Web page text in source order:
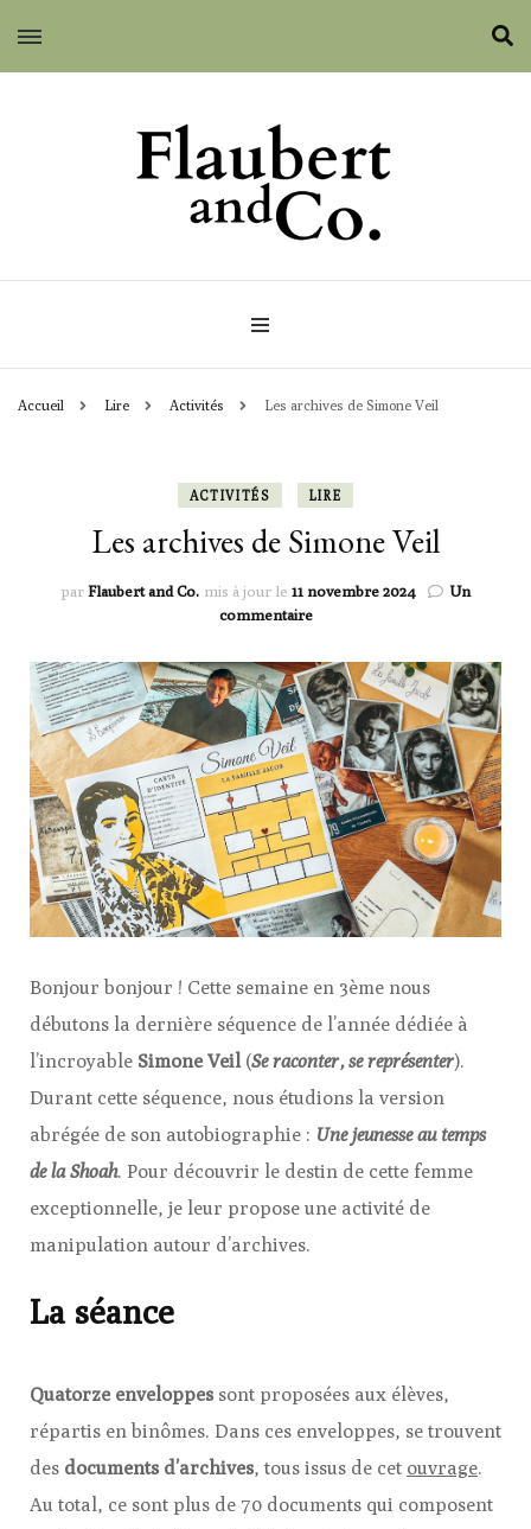
Flaubert and Co.
Accueil Lire Activités Les archives de Simone Veil
ACTIVITÉS LIRE
Les archives de Simone Veil
parFlaubert and Co. mis à jour le 11 novembre 2024
Un
commentairesur
archives
de
Simone
Veil
Bonjour bonjour ! Cette semaine en 3ème nous
débutons la dernière séquence de l’année dédiée à
l’incroyable Simone Veil(Se raconter, se représenter).
Durant cette séquence, nous étudions la version
abrégée de son autobiographie : Une jeunesse au temps
de la Shoah. Pour découvrir le destin de cette femme
exceptionnelle, je leur propose une activité de
manipulation autour d’archives.
La séance
Quatorze enveloppes sont proposées aux élèves,
répartis en binômes. Dans ces enveloppes, se trouvent
des documents d’archives, tous issus de cet ouvrage.
Au total, ce sont plus de 70 documents qui composent